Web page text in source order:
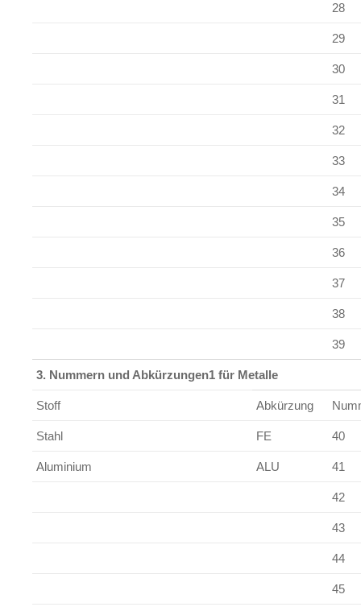
28
29
30
31
32
33
34
35
36
37
38
39
3. Nummern und Abkürzungen1 für Metalle
Stoff Abkürzung
Stahl FE 40
Aluminium ALU 41
42
43
44
45